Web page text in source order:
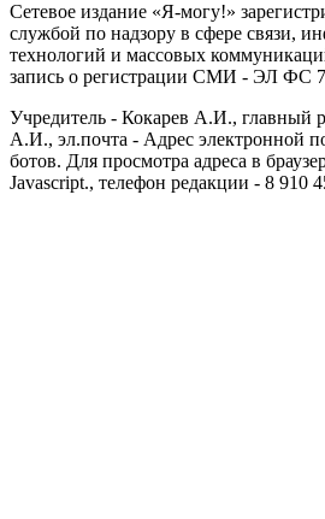
Сетевое издание «Я-могу!»
службой по надзору в сфере связи,
технологий и массовых
запись о регистрации СМИ - ЭЛ ФС
Учредитель - Кокарев А.И., главный
А.И., эл.почта - Адрес электронной
ботов. Для просмотра адреса в
Javascript., телефон редакции - 8 910